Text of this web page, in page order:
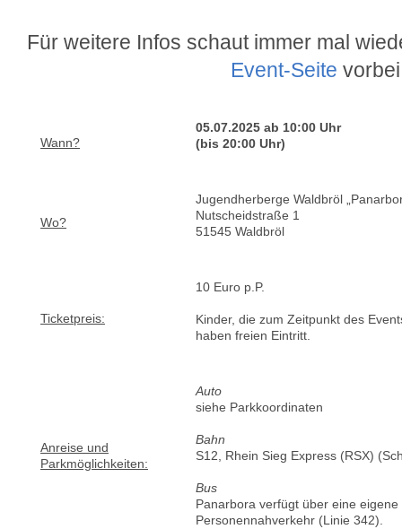
Für weitere Infos schaut immer mal
Event-Seite
Wann?
05.07.2025 ab 10:00 Uhr
(bis 20:00 Uhr)
Wo?
Jugendherberge Waldbröl
Nutscheidstraße 1
51545 Waldbröl
Ticketpreis:
10 Euro p.P.
Kinder, die zum Zeitpunkt des
haben freien Eintritt.
Anreise und
Parkmöglichkeiten:
Auto
siehe Parkkoordinaten
Bahn
S12, Rhein Sieg Express (RSX)
Bus
Panarbora verfügt über eine
Personennahverkehr (Linie 342).